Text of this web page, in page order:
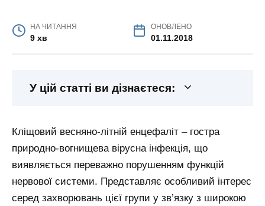
НА ЧИТАННЯ
9 хв
ОНОВЛЕНО
01.11.2018
У цій статті ви дізнаєтеся:
Кліщовий весняно-літній енцефаліт – гостра
природно-вогнищева вірусна інфекція, що
виявляється переважно порушенням функцій
нервової системи. Представляє особливий інтерес
серед захворювань цієї групи у зв’язку з широкою